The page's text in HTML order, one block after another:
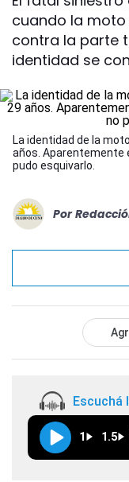
cuando la
contra la parte
identidad se
La identidad de la
años. Aparentemente
pudo esquivarlo.
Por
Escuchá
1 1.5